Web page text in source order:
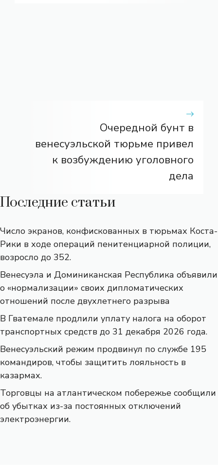
Очередной бунт в
венесуэльской тюрьме привел
к возбуждению уголовного
дела
Последние статьи
Число экранов, конфискованных в тюрьмах Коста-
Рики в ходе операций пенитенциарной полиции,
возросло до 352.
Венесуэла и Доминиканская Республика объявили
о «нормализации» своих дипломатических
отношений после двухлетнего разрыва
В Гватемале продлили уплату налога на оборот
транспортных средств до 31 декабря 2026 года.
Венесуэльский режим продвинул по службе 195
командиров, чтобы защитить лояльность в
казармах.
Торговцы на атлантическом побережье сообщили
об убытках из-за постоянных отключений
электроэнергии.